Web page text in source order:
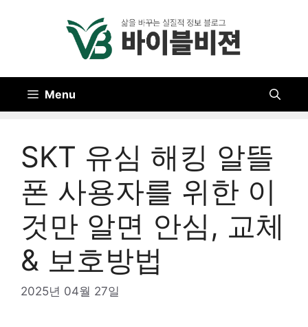
Menu
SKT 유심 해킹 알뜰
폰 사용자를 위한 이
것만 알면 안심, 교체
& 보호방법
2025년 04월 27일